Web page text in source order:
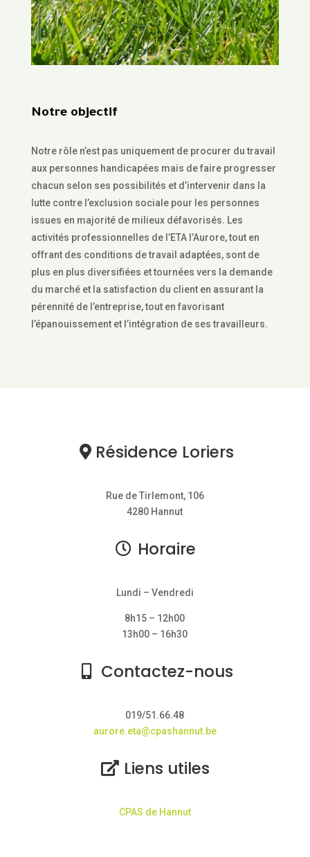
Notre objectif
Notre rôle n’est pas uniquement de procurer du travail
aux personnes handicapées mais de faire progresser
chacun selon ses possibilités et d’intervenir dans la
lutte contre l’exclusion sociale pour les personnes
issues en majorité de milieux défavorisés. Les
activités professionnelles de l’ETA l’Aurore, tout en
offrant des conditions de travail adaptées, sont de
plus en plus diversifiées et tournées vers la demande
du marché et la satisfaction du client en assurantla
pérennité de l’entreprise, tout en favorisant
l’épanouissement et l’intégration de ses travailleurs.
Résidence Loriers
Rue de Tirlemont, 106
4280 Hannut
Horaire
Lundi – Vendredi
8h15 – 12h00
13h00 – 16h30
Contactez-nous
019/51.66.48
aurore.eta@cpashannut.be
Liens utiles
CPAS de Hannut